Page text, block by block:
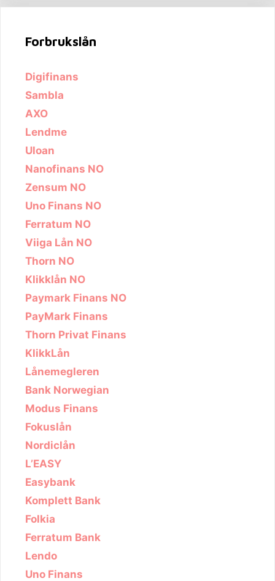
Forbrukslån
Digifinans
Sambla
AXO
Lendme
Uloan
Nanofinans NO
Zensum NO
Uno Finans NO
Ferratum NO
Viiga Lån NO
Thorn NO
Klikklån NO
Paymark Finans NO
PayMark Finans
Thorn Privat Finans
KlikkLån
Lånemegleren
Bank Norwegian
Modus Finans
Fokuslån
Nordiclån
L’EASY
Easybank
Komplett Bank
Folkia
Ferratum Bank
Lendo
Uno Finans